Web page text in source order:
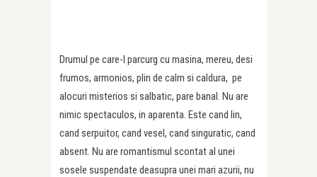
Drumul pe care-l parcurg cu masina, mereu, desi
frumos, armonios, plin de calm si caldura, pe
alocuri misterios si salbatic, pare banal. Nu are
nimic spectaculos, in aparenta. Este cand lin,
cand serpuitor, cand vesel, cand singuratic, cand
absent. Nu are romantismul scontat al unei
sosele suspendate deasupra unei mari azurii, nu